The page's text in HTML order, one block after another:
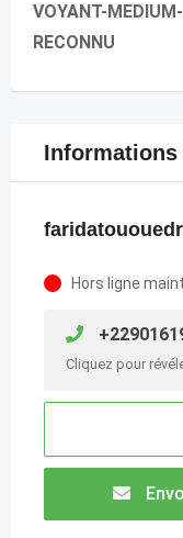
VOYANT-
RECONNU
Hors ligne
Cliquez pour